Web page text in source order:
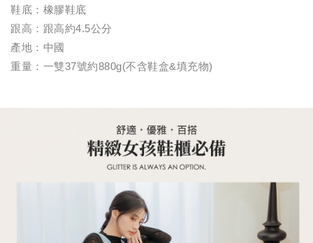
鞋底：橡膠鞋底
跟高：跟高約4.5公分
產地：中國
重量：一雙37號約880g(不含鞋盒&填充物)